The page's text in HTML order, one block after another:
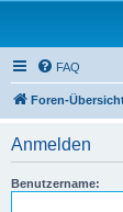
FAQ
Foren-
Anmelden
Benutzername: